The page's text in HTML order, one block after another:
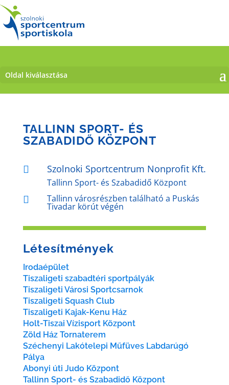
Oldal kiválasztása
TALLINN SPORT- ÉS
SZABADIDŐ KÖZPONT
 Szolnoki Sportcentrum Nonprofit Kft.
Tallinn Sport- és Szabadidő Központ

Tallinn városrészben található a Puskás
Tivadar körút végén
Létesítmények
Irodaépület
Tiszaligeti szabadtéri sportpályák
Tiszaligeti Városi Sportcsarnok
Tiszaligeti Squash Club
Tiszaligeti Kajak-Kenu Ház
Holt-Tiszai Vízisport Központ
Zöld Ház Tornaterem
Széchenyi Lakótelepi Műfüves Labdarúgó
Pálya
Abonyi úti Judo Központ
Tallinn Sport- és Szabadidő Központ